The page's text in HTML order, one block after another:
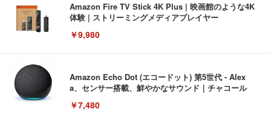
Amazon Fire TV Stick 4K Plus | 映画館のような4K
体験 | ストリーミングメディアプレイヤー
￥9,980
Amazon Echo Dot (エコードット) 第5世代 - Alex
a、センサー搭載、鮮やかなサウンド｜チャコール
￥7,480